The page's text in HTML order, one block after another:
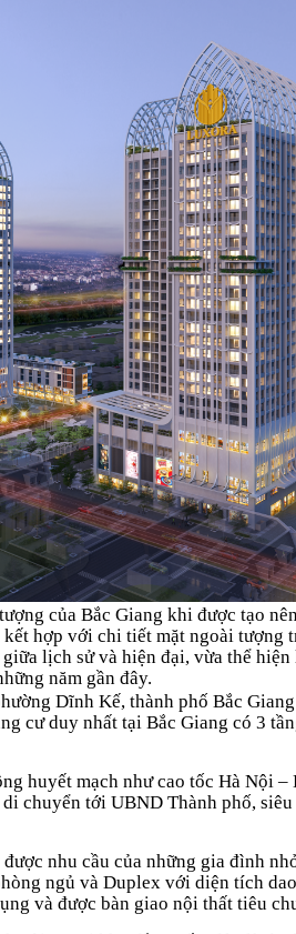
của Bắc Giang khi được tạo
hợp với chi tiết mặt ngoài tượng
lịch sử và hiện đại, vừa thể
năm gần đây.
Dĩnh Kế, thành phố Bắc
cư duy nhất tại Bắc Giang có 3
huyết mạch như cao tốc Hà Nội –
chuyển tới UBND Thành phố,
nhu cầu của những gia đình
ngủ và Duplex với diện tích
và được bàn giao nội thất tiêu